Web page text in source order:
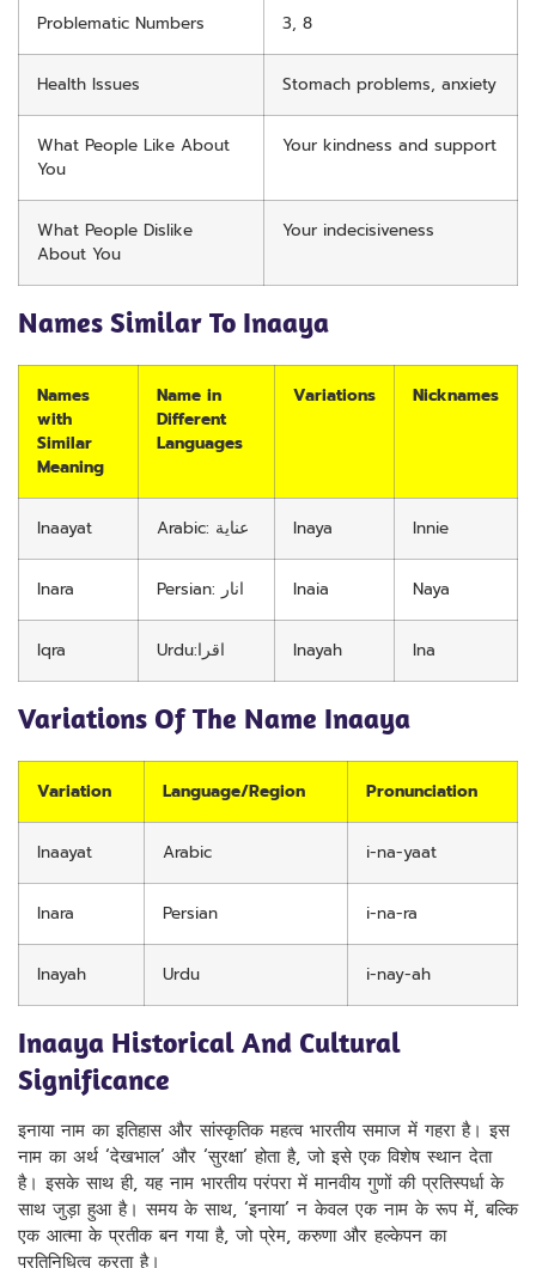
Problematic Numbers 3, 8
Health Issues Stomach problems, anxiety
What People Like About
You
Your kindness and support
What People Dislike
About You
Your indecisiveness
Names Similar To Inaaya
Names
with
Similar
Meaning
Name in
Different
Languages
Variations Nicknames
Inaayat Arabic: عناية Inaya Innie
Inara Persian: انار Inaia Naya
Iqra Urdu:اقرا Inayah Ina
Variations Of The Name Inaaya
Variation Language/Region Pronunciation
Inaayat Arabic i-na-yaat
Inara Persian i-na-ra
Inayah Urdu i-nay-ah
Inaaya Historical And Cultural
Significance
इनाया नाम का इतिहास और सांस्कृतिक महत्व भारतीय समाज में गहरा है। इस
नाम का अर्थ ‘देखभाल’ और ‘सुरक्षा’ होता है, जो इसे एक विशेष स्थान देता
है। इसके साथ ही, यह नाम भारतीय परंपरा में मानवीय गुणों की प्रतिस्पर्धा के
साथ जुड़ा हुआ है। समय के साथ, ‘इनाया’ न केवल एक नाम के रूप में, बल्कि
एक आत्मा के प्रतीक बन गया है, जो प्रेम, करुणा और हल्केपन का
प्रतिनिधित्व करता है।